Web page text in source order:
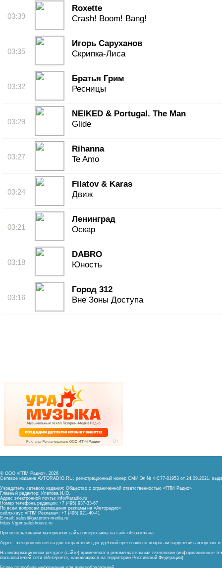
03:39
Roxette
Crash! Boom! Bang!
03:35
Игорь Саруханов
Скрипка-Лиса
03:32
Братья Грим
Ресницы
03:29
NEIKED & Portugal. The Man
Glide
03:27
Rihanna
Te Amo
03:24
Filatov & Karas
Движ
03:21
Ленинград
Оскар
03:18
DABRO
Юность
03:16
Город 312
Вне Зоны Доступа
© ООО «ГПМ Радио», 2026
Сетевое издание AVTORADIO.RU, регистрационный номер СМИ Эл № ФС77-81953 от 24.09.2021,
Учредитель сетевого издания: Общество с ограниченной ответственностью «ГПМ Радио»
Главный редактор: Ипатова И.Ю.
Адрес электронной почты: info@aradio.ru
Номер телефона редакции: +7 (495) 937-33-67
По всем вопросам размещения рекламы на «Авторадио»
сейлз-хаус «ГПМ Реклама»: +7 (495) 921-40-41
E-mail: sales@gazprom-media.ru
https://gpmsaleshouse.ru
При использовании материалов сайта гиперссылка на сайт обязательна
Адрес электронной почты для отправления досудебной претензии по вопросам нарушения авторских
На информационном ресурсе (сайте) применяются рекомендательные технологии (информационные
пользователей сети «Интернет», находящихся на территории Российской Федерации)